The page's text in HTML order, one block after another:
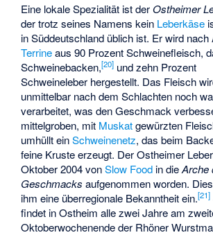
Eine lokale Spezialität ist derOstheimer
der trotz seines Namens kein Leberkäse
in Süddeutschland üblich ist. Er wird nach
Terrineaus 90 Prozent Schweinefleisch,
Schweinebacken,[20] und zehn Prozent
Schweineleber hergestellt. Das Fleisch
unmittelbar nach dem Schlachten noch
verarbeitet, was den Geschmack
mittelgroben, mit Muskatgewürzten
umhüllt einSchweinenetz, das beim
feine Kruste erzeugt. Der Ostheimer
Oktober 2004 vonSlow Food in dieArche
Geschmacks aufgenommen worden.
ihm eine überregionale Bekanntheit ein.[21]
findet in Ostheim alle zwei Jahre am
Oktoberwochenende der Rhöner